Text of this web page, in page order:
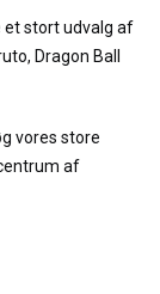
et stort udvalg af
Dragon Ball
vores store
af